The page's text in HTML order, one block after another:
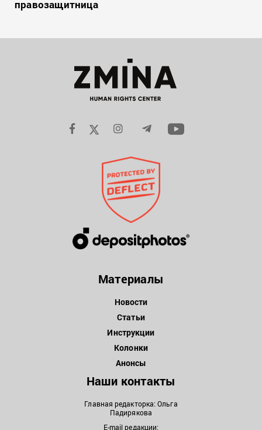
правозащитница
Материалы
Новости
Статьи
Инструкции
Колонки
Анонсы
Наши контакты
Главная редакторка: Ольга
Падирякова
E-mail редакции: